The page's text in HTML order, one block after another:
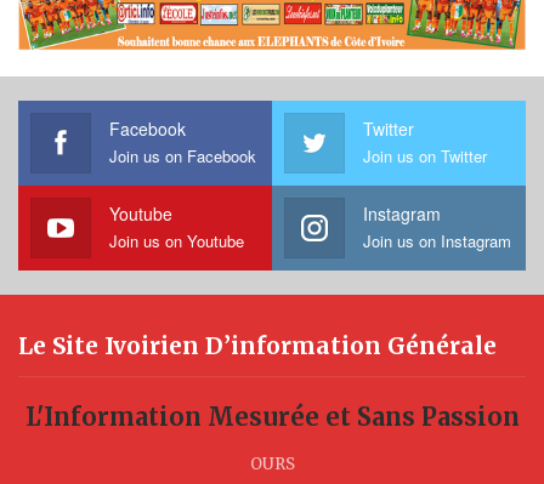
Facebook
Join us on Facebook
Twitter
Join us on Twitter
Youtube
Join us on Youtube
Instagram
Join us on Instagram
Le Site Ivoirien D’information Générale
L'Information Mesurée et Sans Passion
OURS